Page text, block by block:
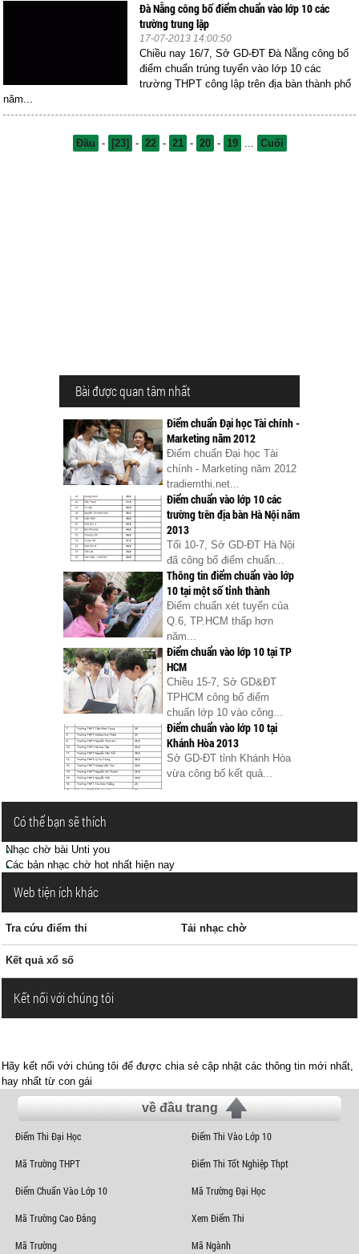
Đà Nẵng công bố điểm chuẩn vào lớp 10 các
trường trung lập
17-07-2013 14:00:50
Chiều nay 16/7, Sở GD-ĐT Đà Nẵng công bố
điểm chuẩn trúng tuyển vào lớp 10 các
trường THPT công lập trên địa bàn thành phố
năm...
Đầu - [23] - 22 - 21 - 20 - 19 ... Cuối
Bài được quan tâm nhất
Điểm chuẩn Đại học Tài chính -
Marketing năm 2012
Điểm chuẩn Đại học Tài
chính - Marketing năm 2012
tradiemthi.net...
Điểm chuẩn vào lớp 10 các
trường trên địa bàn Hà Nội năm
2013
Tối 10-7, Sở GD-ĐT Hà Nội
đã công bố điểm chuẩn...
Thông tin điểm chuẩn vào lớp
10 tại một số tỉnh thành
Điểm chuẩn xét tuyển của
Q.6, TP.HCM thấp hơn
năm...
Điểm chuẩn vào lớp 10 tại TP
HCM
Chiều 15-7, Sở GD&ĐT
TPHCM công bố điểm
chuẩn lớp 10 vào công...
Điểm chuẩn vào lớp 10 tại
Khánh Hòa 2013
Sở GD-ĐT tỉnh Khánh Hòa
vừa công bố kết quả...
Có thể bạn sẽ thích
Nhạc chờ bài Unti you
Các bản nhạc chờ hot nhất hiện nay
Web tiện ích khác
Tra cứu điểm thi Tải nhạc chờ
Kết quả xổ số
Kết nối với chúng tôi
Hãy kết nối với chúng tôi để được chia sẻ cập nhật các thông tin mới nhất,
hay nhất từ con gái
về đầu trang
Điểm Thi Đại Học Điểm Thi Vào Lớp 10
Mã Trường THPT Điểm Thi Tốt Nghiệp Thpt
Điểm Chuẩn Vào Lớp 10 Mã Trường Đại Học
Mã Trường Cao Đẳng Xem Điểm Thi
Mã Trường Mã Ngành